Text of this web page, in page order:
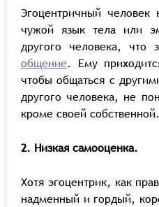
Эгоцентричный человек
чужой язык тела или
другого человека, что
общение. Ему
чтобы общаться с
другого человека, не
кроме своей собственной.
2. Низкая самооценка.
Хотя эгоцентрик, как
надменный и гордый,